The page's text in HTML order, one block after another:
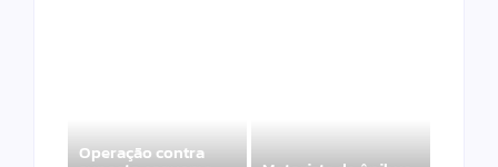
Operação contra